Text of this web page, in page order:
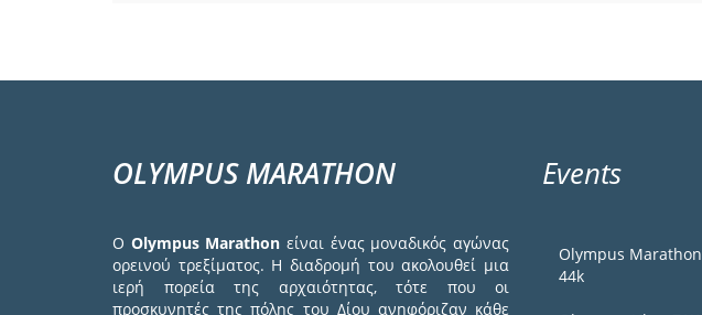
OLYMPUS MARATHON
Ο Olympus Marathon είναι ένας μοναδικός αγώνας
ορεινού τρεξίματος. Η διαδρομή του ακολουθεί μια
ιερή πορεία της αρχαιότητας, τότε που οι
προσκυνητές της πόλης του Δίου ανηφόριζαν κάθε
Events
Olympus Marathon
44k